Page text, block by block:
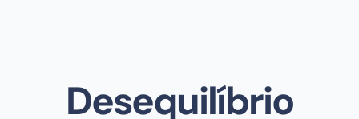
Desequilíbrio